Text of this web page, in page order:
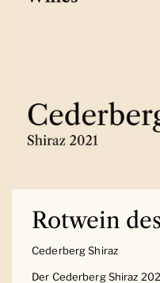
Rotwein
Cederberg Shiraz
Der Cederberg Shiraz